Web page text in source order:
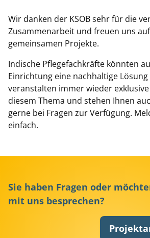
Wir danken der KSOB sehr für die
Zusammenarbeit und freuen uns
gemeinsamen Projekte.
Indische Pflegefachkräfte könnten
Einrichtung eine nachhaltige
veranstalten immer wieder
diesem Thema und stehen Ihnen
gerne bei Fragen zur Verfügung.
einfach.
Sie haben Fragen oder
mit uns besprechen?